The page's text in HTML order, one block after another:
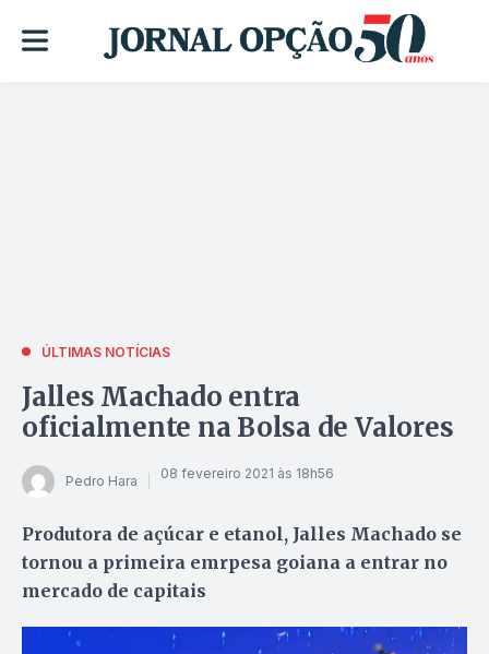
ÚLTIMAS NOTÍCIAS
Jalles Machado entra
oficialmente na Bolsa de Valores
Pedro Hara 08 fevereiro 2021 às 18h56
Produtora de açúcar e etanol, Jalles Machado se
tornou a primeira emrpesa goiana a entrar no
mercado de capitais